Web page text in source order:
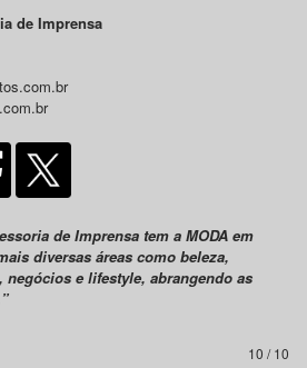
de Imprensa
de Imprensa tem a MODA em
diversas áreas como beleza,
negócios e lifestyle, abrangendo as
10 / 10